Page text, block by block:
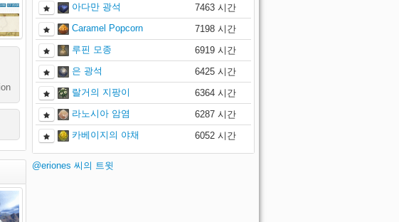
아다만 광석
7463 시간
Caramel Popcorn
7198 시간
루핀 모종
6919 시간
은 광석
6425 시간
랄거의 지팡이
6364 시간
라노시아 암염
6287 시간
카베이지의 야채
6052 시간
@eriones 씨의 트윗